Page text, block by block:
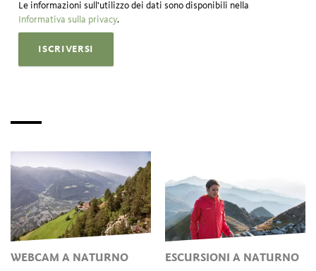
Le informazioni sull'utilizzo dei dati sono disponibili nella
Informativa sulla privacy.
ISCRIVERSI
WEBCAM A NATURNO ESCURSIONI A NATURNO